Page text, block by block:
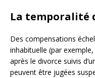
La temporalité
Des compensations
inhabituelle (par
après le divorce suivis
peuvent être jugées